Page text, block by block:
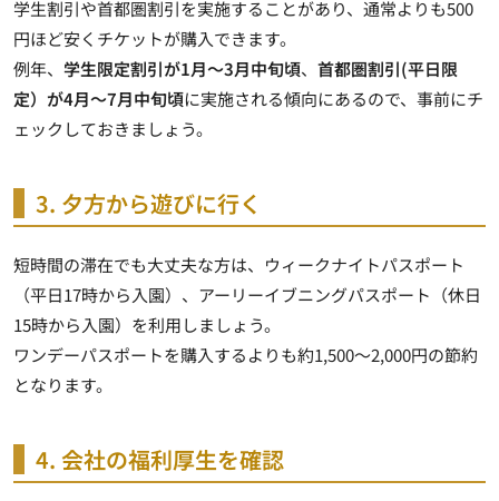
学生割引や首都圏割引を実施することがあり、通常よりも500
円ほど安くチケットが購入できます。
例年、 学生限定割引が1月～3月中旬頃、 首都圏割引(平日限
定）が4月～7月中旬頃に実施される傾向にあるので、事前にチ
ェックしておきましょう。
3. 夕方から遊びに行く
短時間の滞在でも大丈夫な方は、ウィークナイトパスポート
（平日17時から入園）、アーリーイブニングパスポート（休日
15時から入園）を利用しましょう。
ワンデーパスポートを購入するよりも約1,500～2,000円の節約
となります。
4. 会社の福利厚生を確認